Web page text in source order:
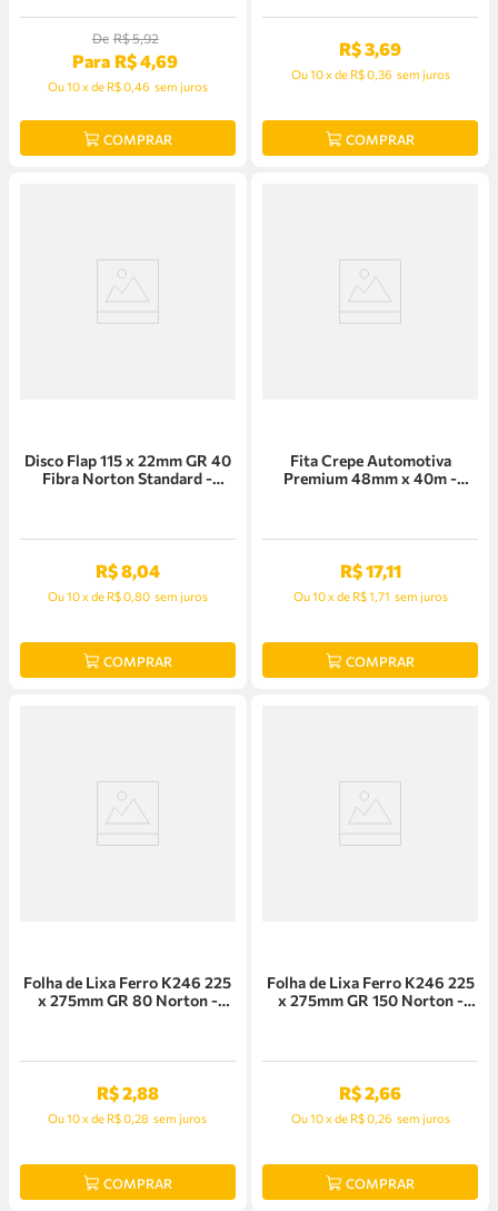
De R$5,92
Para R$4,69
Ou10xde R$ 0,46 sem juros
COMPRAR
R$3,69
Ou10xde R$ 0,36 sem juros
COMPRAR
Disco Flap 115 x 22mm GR 40
Fibra Norton Standard -
R$8,04
Ou10xde R$ 0,80 sem juros
COMPRAR
Fita Crepe Automotiva
Premium 48mm x 40m -
R$17,11
Ou10xde R$ 1,71 sem juros
COMPRAR
Folha de Lixa Ferro K246 225
x 275mm GR 80 Norton -
R$2,88
Ou10xde R$ 0,28 sem juros
COMPRAR
Folha de Lixa Ferro K246 225
x 275mm GR 150 Norton -
R$2,66
Ou10xde R$ 0,26 sem juros
COMPRAR